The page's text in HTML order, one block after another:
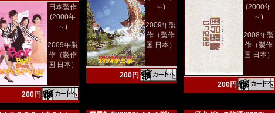
日本製作
(2000年
～)
2009年製
作（製作
国 日本）
200円
～)
2009年製
作（製作
国 日本）
200円
(2000年
～)
2008年製
作（製作
国 日本）
200円